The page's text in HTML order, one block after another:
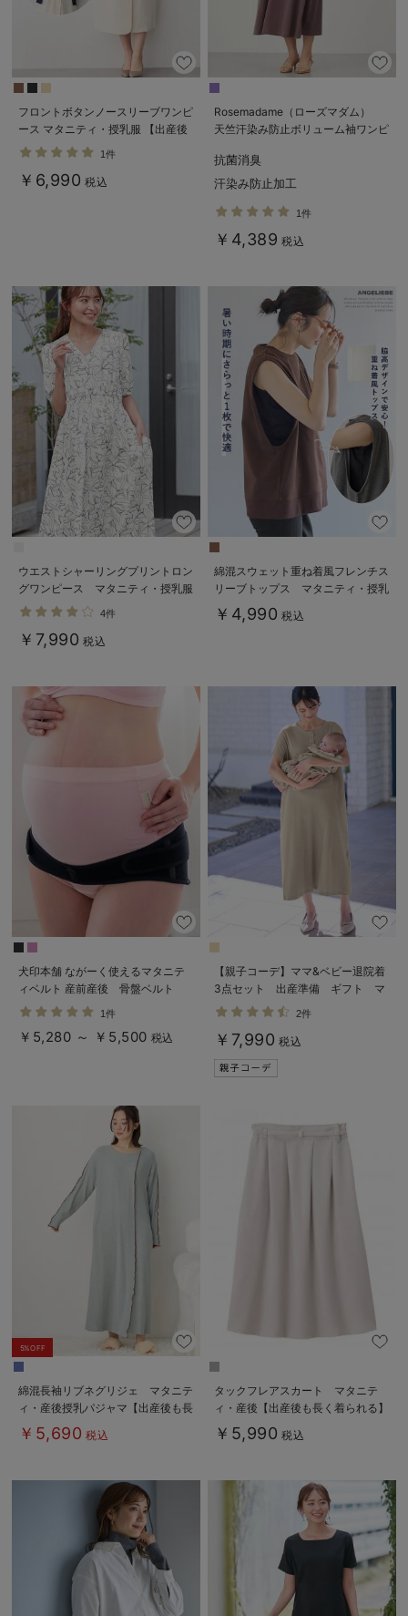
フロントボタンノースリーブワンピ
ース マタニティ・授乳服 【出産後
も長く使える】
1件
￥6,990 税込
Rosemadame（ローズマダム）
天竺汗染み防止ボリューム袖ワンピ
産後も長く使える】
抗菌消臭
汗染み防止加工
1件
￥4,389 税込
ウエストシャーリングプリントロン
グワンピース マタニティ・授乳服
【出産後も長く使える】
4件
￥7,990 税込
綿混スウェット重ね着風フレンチス
リーブトップス マタニティ・授乳
服【出産後も長く着られる】
￥4,990 税込
犬印本舗 ながーく使えるマタニテ
ィベルト 産前産後 骨盤ベルト
【出産後も長く使える】
1件
￥5,280 ～ ￥5,500 税込
【親子コーデ】ママ&ベビー退院着
3点セット 出産準備 ギフト マ
タニティ・産後【出産後も長く使え
2件
￥7,990 税込
5%OFF
綿混長袖リブネグリジェ マタニテ
ィ・産後授乳パジャマ【出産後も長
く使える】
￥5,690 税込
タックフレアスカート マタニテ
ィ・産後【出産後も長く着られる】
￥5,990 税込